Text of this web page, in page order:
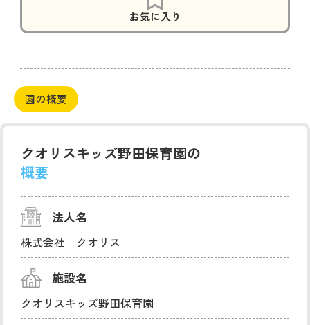
お気に入り
園の概要
クオリスキッズ野田保育園の
概要
法人名
株式会社 クオリス
施設名
クオリスキッズ野田保育園